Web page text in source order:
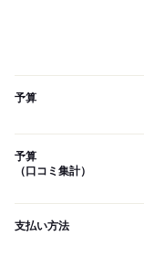
予算
予算
（口コミ集計）
支払い方法